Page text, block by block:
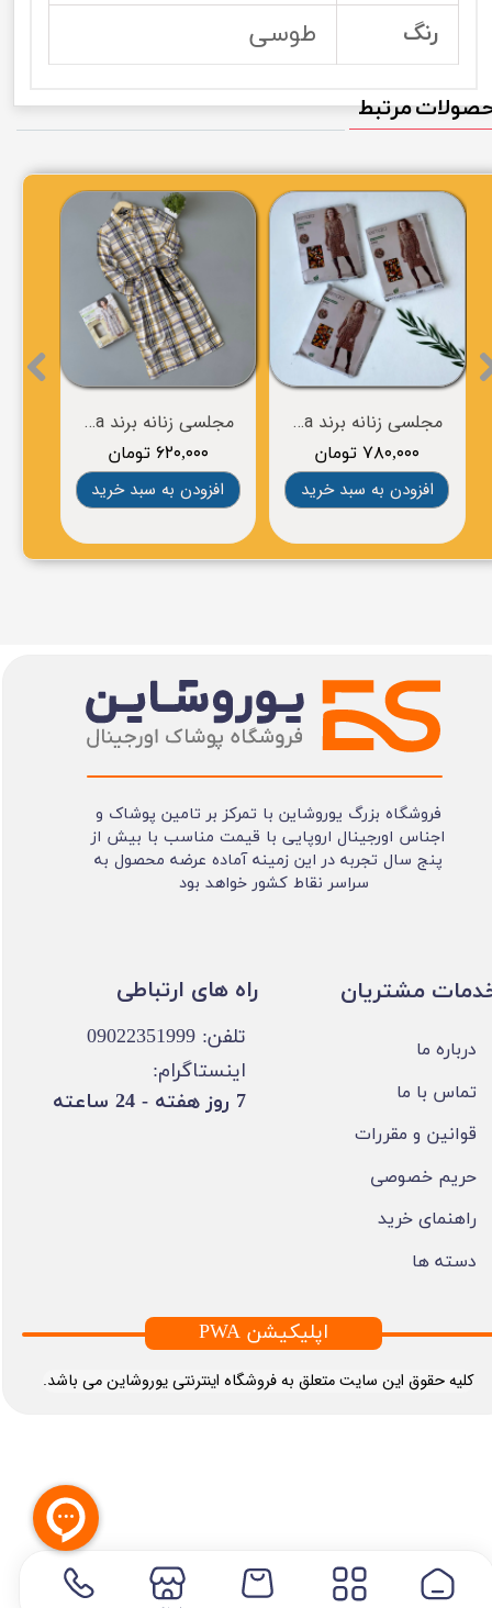
رنگ طوسی
۷۸۰,۰۰۰ تومان
افزودن به سبد خرید
۶۲۰,۰۰۰ تومان
افزودن به سبد خرید
مرتبط
فروشگاه بزرگ یوروشاین با تمرکز بر تامین پوشاک و
اجناس اورجینال اروپایی با قیمت مناسب با بیش از
پنج سال تجربه در این زمینه آماده عرضه محصول به
سراسر نقاط کشور خواهد بود
​کلیه حقوق این سایت متعلق به فروشگاه اینترنتی یوروشاین می باشد.
مشتریان
درباره ما
تماس با ما
قوانین و مقررات
حریم خصوصی
راهنمای خرید
دسته ها
تلفن: 09022351999
اینستاگرام:
​7 روز هفته - 24 ساعته ​​​​​​​
PWA اپلیکیشن
​​راه های ارتباطی